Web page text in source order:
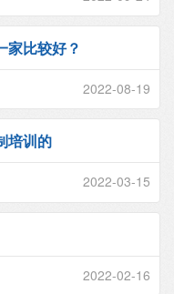
家比较好？
2022-08-19
培训的
2022-03-15
2022-02-16